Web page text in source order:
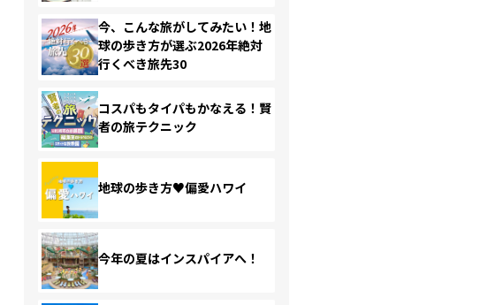
今、こんな旅がしてみたい！地
球の歩き方が選ぶ2026年絶対
行くべき旅先30
コスパもタイパもかなえる！賢
者の旅テクニック
地球の歩き方♥偏愛ハワイ
今年の夏はインスパイアへ！